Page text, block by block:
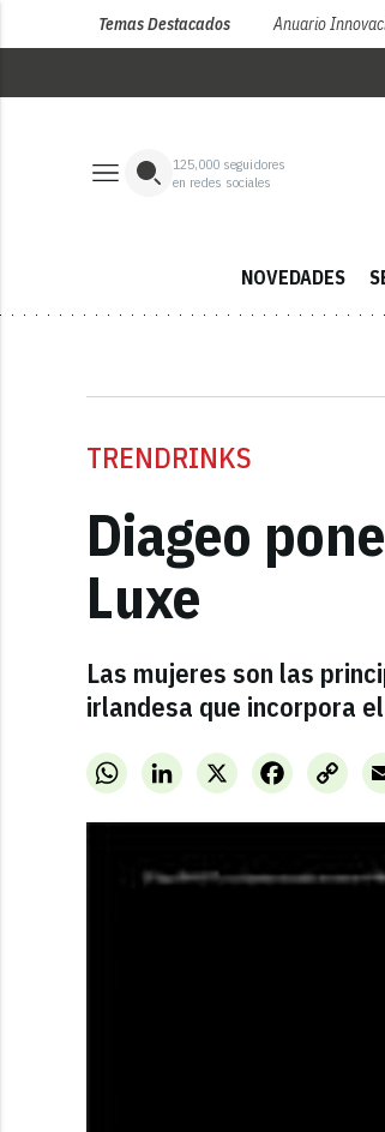
Temas Destacados Anuario
125,000 seguidores
en redes sociales
NOVEDADES
TRENDRINKS
Diageo
Luxe
Las mujeres son las
irlandesa que incorpora
WhatsAppLinkedInX FacebookCopy
Link